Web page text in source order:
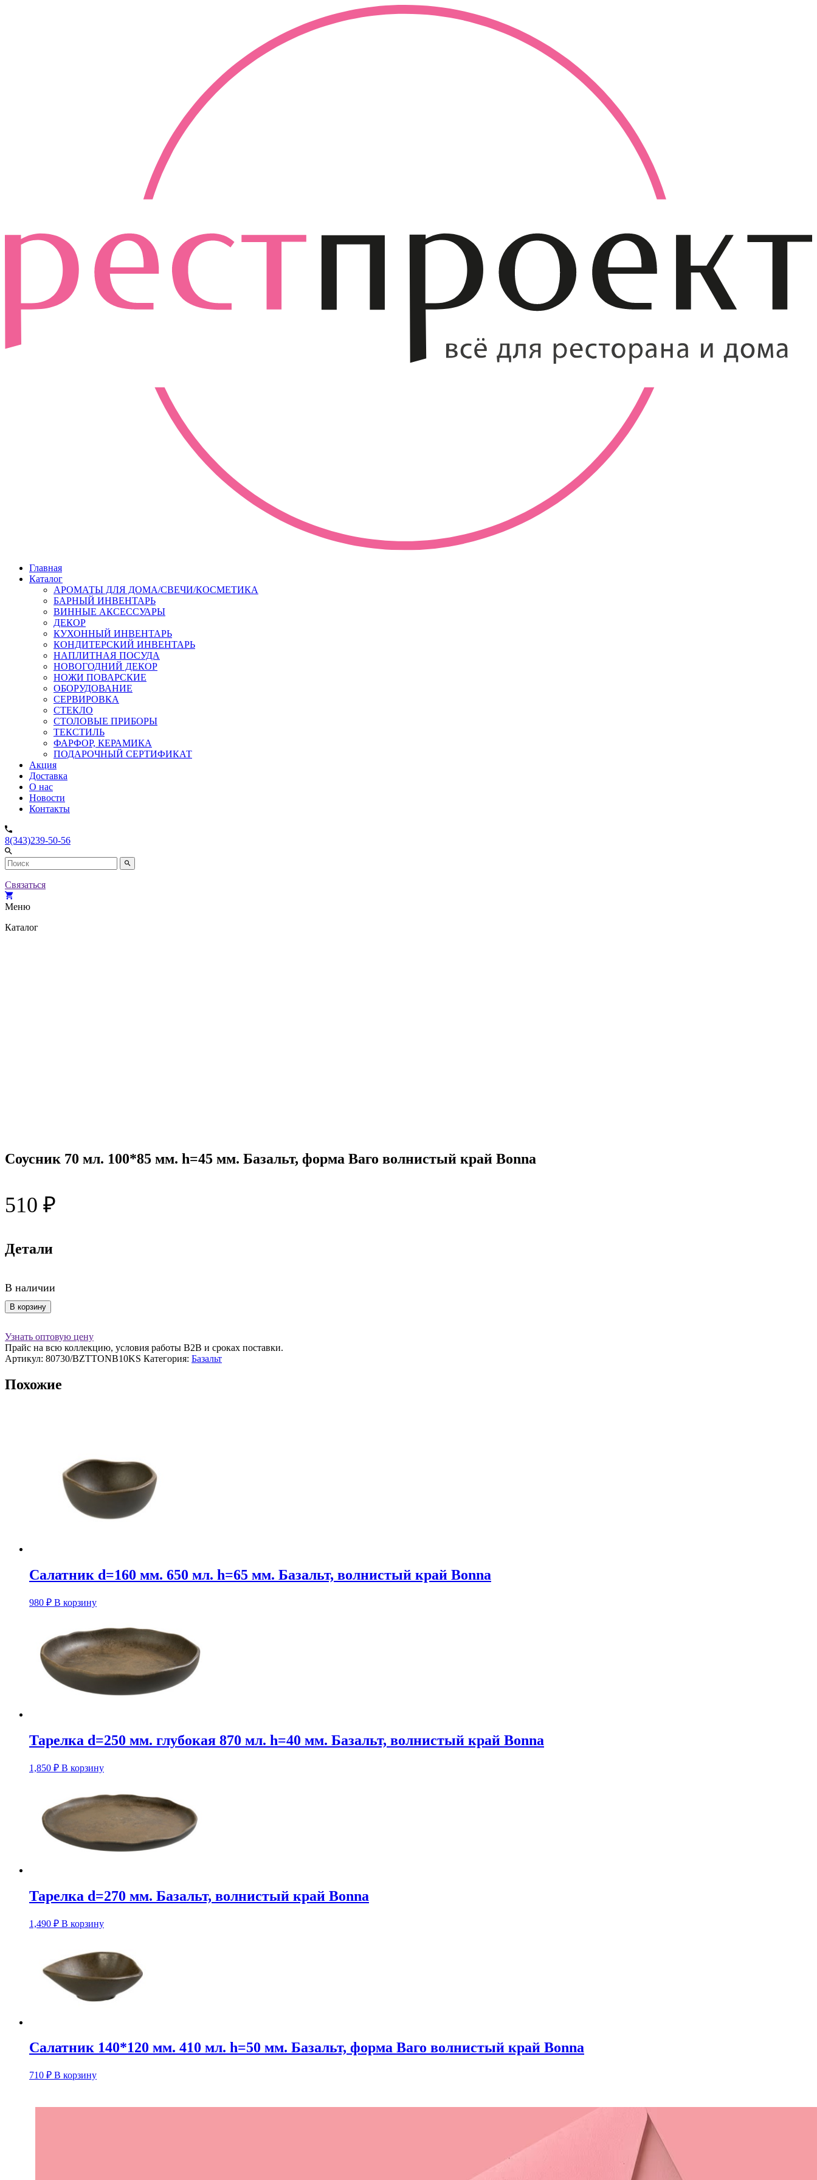
Главная
Каталог
АРОМАТЫ ДЛЯ ДОМА/СВЕЧИ/КОСМЕТИКА
БАРНЫЙ ИНВЕНТАРЬ
ВИННЫЕ АКСЕССУАРЫ
ДЕКОР
КУХОННЫЙ ИНВЕНТАРЬ
КОНДИТЕРСКИЙ ИНВЕНТАРЬ
НАПЛИТНАЯ ПОСУДА
НОВОГОДНИЙ ДЕКОР
НОЖИ ПОВАРСКИЕ
ОБОРУДОВАНИЕ
СЕРВИРОВКА
СТЕКЛО
СТОЛОВЫЕ ПРИБОРЫ
ТЕКСТИЛЬ
ФАРФОР, КЕРАМИКА
ПОДАРОЧНЫЙ СЕРТИФИКАТ
Акция
Доставка
О нас
Новости
Контакты
8(343)239-50-56
Связаться
Меню
Каталог
Соусник 70 мл. 100*85 мм. h=45 мм. Базальт, форма Ваго волнистый край Bonna
510 ₽
Детали
В наличии
Количество
товара
70
мл.
100*85
h=45
мм.
В корзину
Узнать оптовую цену
Прайс на всю коллекцию, условия работы В2В и сроках поставки.
Артикул: 80730/BZTTONB10KS Категория: Базальт
Похожие
Салатник d=160 мм. 650 мл. h=65 мм. Базальт, волнистый край Bonna
980 ₽ В корзину
Тарелка d=250 мм. глубокая 870 мл. h=40 мм. Базальт, волнистый край Bonna
1,850 ₽ В корзину
Тарелка d=270 мм. Базальт, волнистый край Bonna
1,490 ₽ В корзину
Салатник 140*120 мм. 410 мл. h=50 мм. Базальт, форма Ваго волнистый край Bonna
710 ₽ В корзину